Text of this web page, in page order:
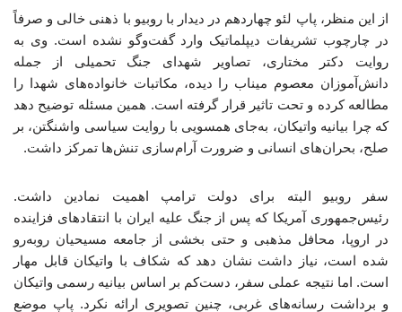
از این منظر، پاپ لئو چهاردهم در دیدار با روبیو با ذهنی خالی و صرفاً
در چارچوب تشریفات دیپلماتیک وارد گفت‌وگو نشده است. وی به
روایت دکتر مختاری، تصاویر شهدای جنگ تحمیلی از جمله
دانش‌آموزان معصوم میناب را دیده، مکاتبات خانواده‌های شهدا را
مطالعه کرده و تحت تاثیر قرار گرفته است. همین مسئله توضیح دهد
که چرا بیانیه واتیکان، به‌جای همسویی با روایت سیاسی واشنگتن، بر
صلح، بحران‌های انسانی و ضرورت آرام‌سازی تنش‌ها تمرکز داشت.
سفر روبیو البته برای دولت ترامپ اهمیت نمادین داشت.
رئیس‌جمهوری آمریکا که پس از جنگ علیه ایران با انتقادهای فزاینده
در اروپا، محافل مذهبی و حتی بخشی از جامعه مسیحیان روبه‌رو
شده است، نیاز داشت نشان دهد که شکاف با واتیکان قابل مهار
است. اما نتیجه عملی سفر، دست‌کم بر اساس بیانیه رسمی واتیکان
و برداشت رسانه‌های غربی، چنین تصویری ارائه نکرد. پاپ موضع